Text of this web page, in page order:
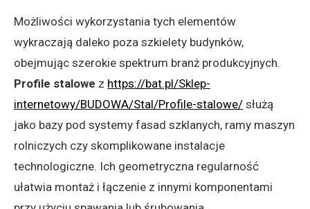
Możliwości wykorzystania tych elementów
wykraczają daleko poza szkielety budynków,
obejmując szerokie spektrum branż produkcyjnych.
Profile stalowe z https://bat.pl/Sklep-
internetowy/BUDOWA/Stal/Profile-stalowe/ służą
jako bazy pod systemy fasad szklanych, ramy maszyn
rolniczych czy skomplikowane instalacje
technologiczne. Ich geometryczna regularność
ułatwia montaż i łączenie z innymi komponentami